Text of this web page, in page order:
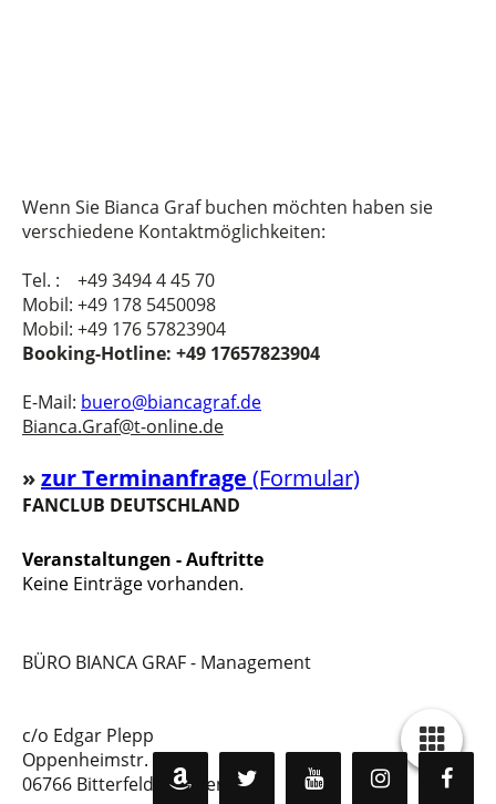
Wenn Sie Bianca Graf buchen möchten haben sie
verschiedene Kontaktmöglichkeiten:
Tel. : +49 3494 4 45 70
Mobil: +49 178 5450098
Mobil: +49 176 57823904
Booking-Hotline: +49 17657823904
E-Mail: buero@biancagraf.de
Bianca.Graf@t-online.de
»zur Terminanfrage (Formular)
FANCLUB DEUTSCHLAND
Veranstaltungen - Auftritte
Keine Einträge vorhanden.
BÜRO BIANCA GRAF - Management
c/o Edgar Plepp
Oppenheimstr. 6b
06766 Bitterfeld - Wolfen